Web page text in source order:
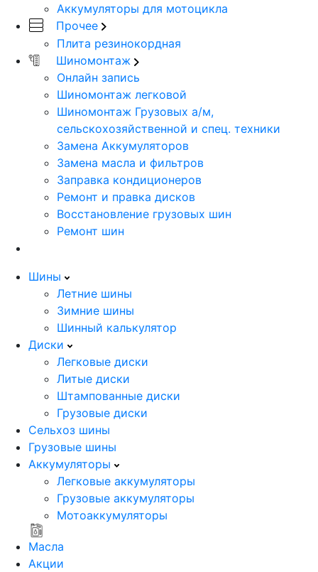
Аккумуляторы для мотоцикла
Прочее
Плита резинокордная
Шиномонтаж
Онлайн запись
Шиномонтаж легковой
Шиномонтаж Грузовых а/м,
сельскохозяйственной и спец. техники
Замена Аккумуляторов
Замена масла и фильтров
Заправка кондиционеров
Ремонт и правка дисков
Восстановление грузовых шин
Ремонт шин
Шины
Летние шины
Зимние шины
Шинный калькулятор
Диски
Легковые диски
Литые диски
Штампованные диски
Грузовые диски
Сельхоз шины
Грузовые шины
Аккумуляторы
Легковые аккумуляторы
Грузовые аккумуляторы
Мотоаккумуляторы
Масла
Акции